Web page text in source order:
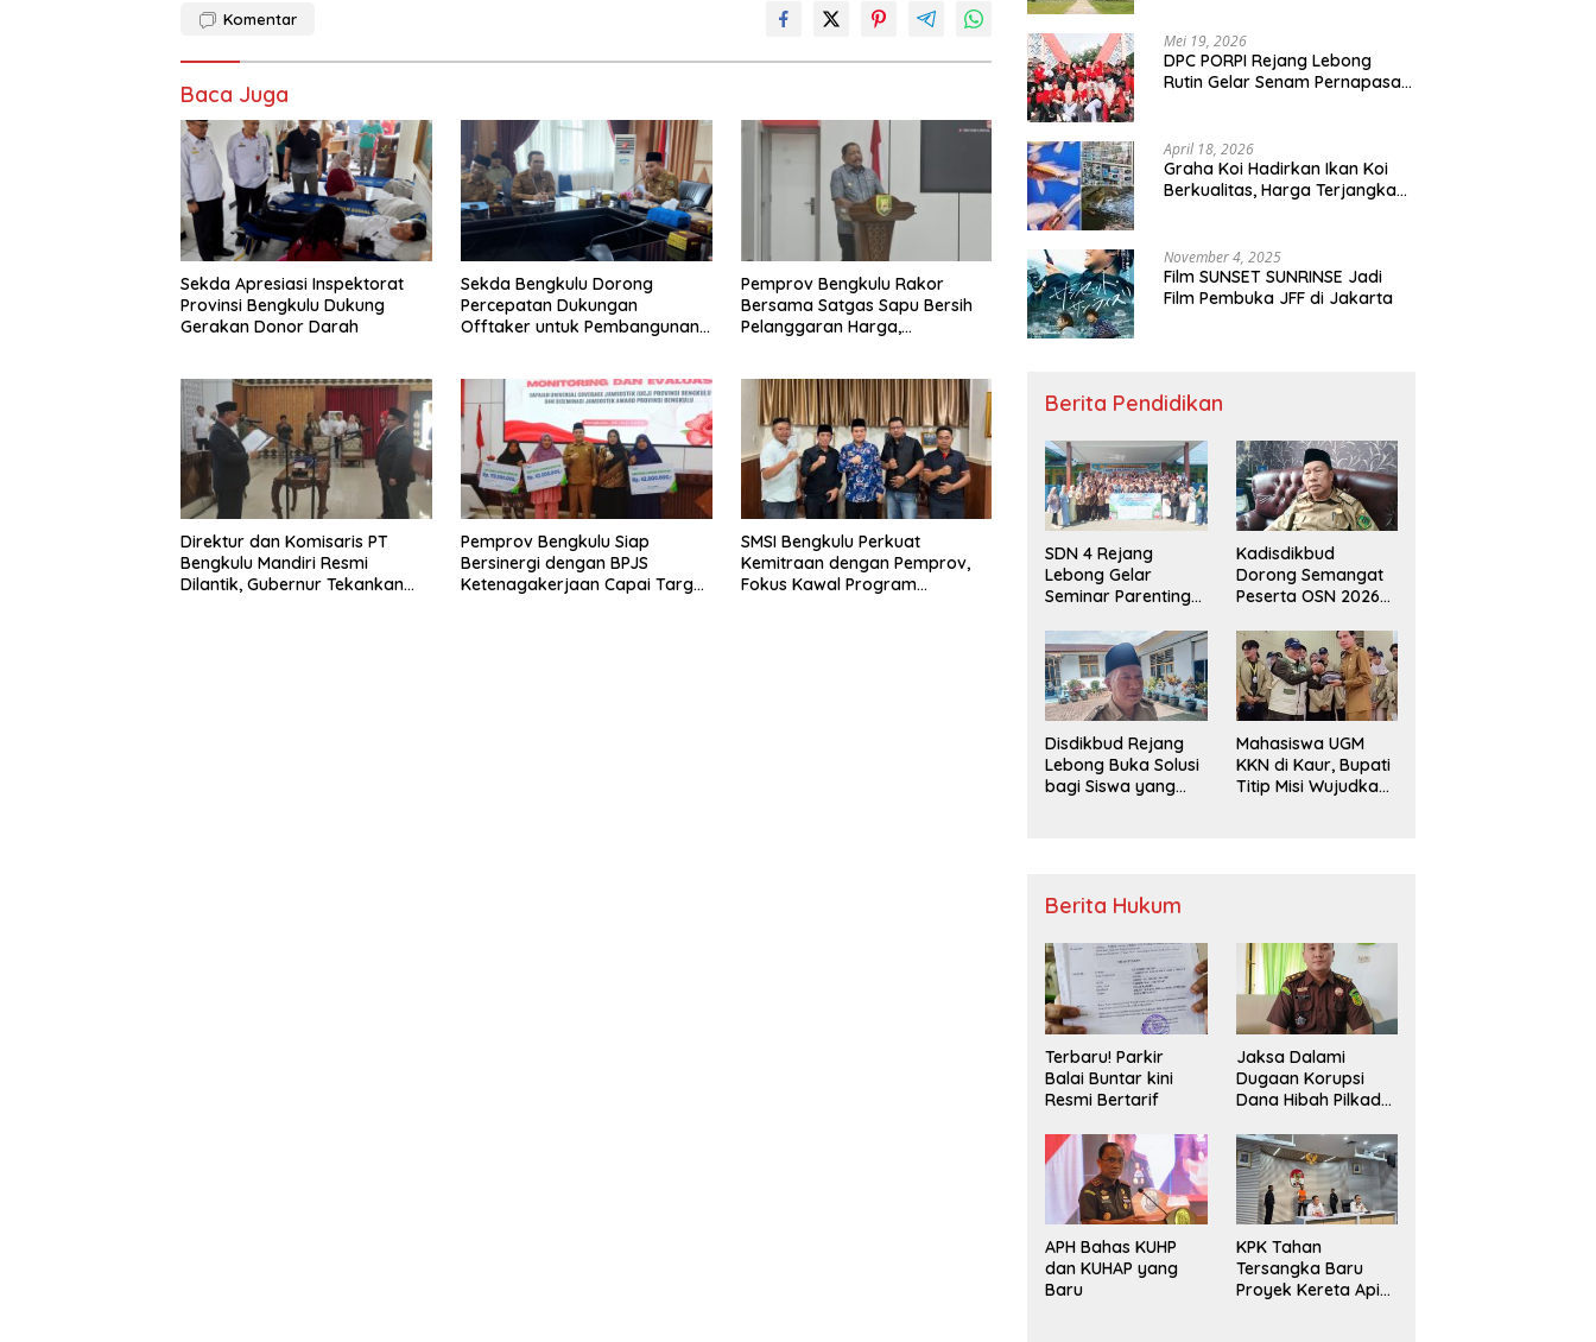
Komentar
Baca Juga
Sekda Apresiasi Inspektorat
Provinsi Bengkulu Dukung
Gerakan Donor Darah
Sekda Bengkulu Dorong
Percepatan Dukungan
Offtaker untuk Pembangunan
Pemprov Bengkulu Rakor
Bersama Satgas Sapu Bersih
Pelanggaran Harga,
Sorotan
Direktur dan Komisaris PT
Bengkulu Mandiri Resmi
Dilantik, Gubernur Tekankan
Pemprov Bengkulu Siap
Bersinergi dengan BPJS
Ketenagakerjaan Capai Target
SMSI Bengkulu Perkuat
Kemitraan dengan Pemprov,
Fokus Kawal Program
Mei 19, 2026
DPC PORPI Rejang Lebong
Rutin Gelar Senam Pernapasan
April 18, 2026
Graha Koi Hadirkan Ikan Koi
Berkualitas, Harga Terjangkau
November 4, 2025
Film SUNSET SUNRINSE Jadi
Film Pembuka JFF di Jakarta
Berita Pendidikan
SDN 4 Rejang
Lebong Gelar
Seminar Parenting
Bullying,
Kadisdikbud: Patut
Jadi Contoh
Kadisdikbud
Dorong Semangat
Peserta OSN 2026
Disdikbud Rejang
Lebong Buka Solusi
bagi Siswa yang
Mahasiswa UGM
KKN di Kaur, Bupati
Titip Misi Wujudkan
Berita Hukum
Terbaru! Parkir
Balai Buntar kini
Resmi Bertarif
Jaksa Dalami
Dugaan Korupsi
Dana Hibah Pilkada
Kaur
APH Bahas KUHP
dan KUHAP yang
Baru
KPK Tahan
Tersangka Baru
Proyek Kereta Api